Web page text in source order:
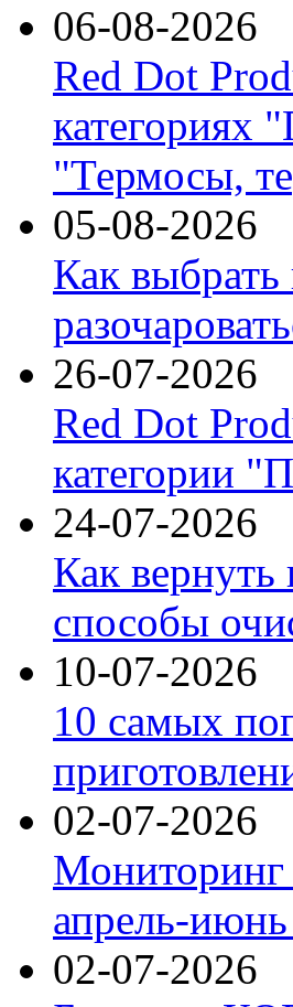
06-08-2026
Red Dot
категориях
"Термосы,
05-08-2026
Как
26-07-2026
Red Dot
категории
24-07-2026
Как
способы
10-07-2026
10 самых
02-07-2026
Мониторинг
апрель-июнь
02-07-2026